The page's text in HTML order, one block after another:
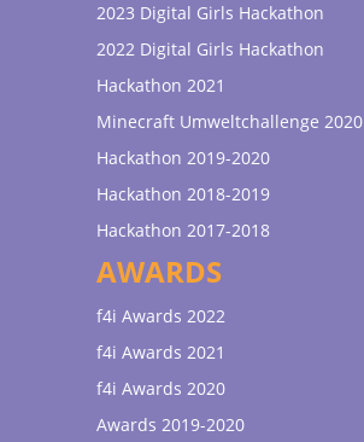
2023 Digital Girls Hackathon
2022 Digital Girls Hackathon
Hackathon 2021
Minecraft Umweltchallenge 2020
Hackathon 2019-2020
Hackathon 2018-2019
Hackathon 2017-2018
AWARDS
f4i Awards 2022
f4i Awards 2021
f4i Awards 2020
Awards 2019-2020